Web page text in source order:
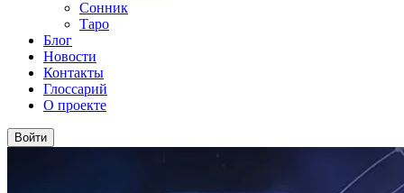
Сонник
Таро
Блог
Новости
Контакты
Глоссарий
О проекте
Войти